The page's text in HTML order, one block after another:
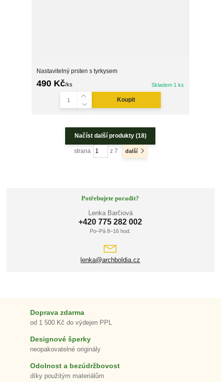
Nastavitelný prsten s tyrkysem
490 Kč/ks Skladem 1 ks
Koupit
Načíst další produkty (18)
strana z 7 další
Potřebujete poradit?
Lenka Barčiová
+420 775 282 002
Po–Pá 8–16 hod.
lenka@archboldia.cz
Doprava zdarma
od 1 500 Kč do výdejen PPL
Designové šperky
neopakovatelné originály
Odolnost a bezúdržbovost
díky použitým materiálům